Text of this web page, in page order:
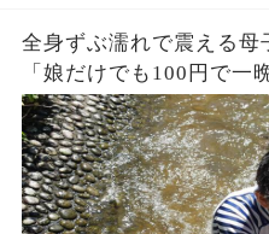
全身ずぶ濡れで震える
「娘だけでも100円で一
んかいらない、中に入
の出来事に…